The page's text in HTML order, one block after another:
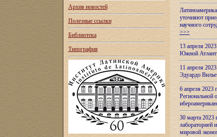
Архив новостей
Полезные ссылки
Библиотека
Типография
уточняют
научного
>>>
13 апреля
Южной
11 апреля
Эдуардо
6 апреля
Региональной
30 марта 2023
лабораторией
мировой